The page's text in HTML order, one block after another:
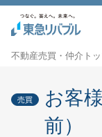
不動産売買・仲介ト
売買
お客
前）